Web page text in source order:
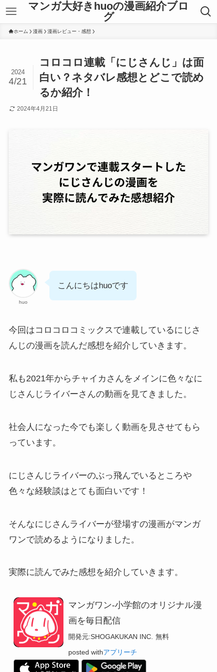
マンガ大好きhuoの漫画紹介ブロ
グ
ホーム 漫画 漫画レビュー・感想
コロコロ連載「にじさんじ」は面
白い？ネタバレ感想とどこで読め
るか紹介！
2024
4/21
2024年4月21日
huo
こんにちはhuoです
今回はコロコロコミックスで連載しているにじさ
んじの漫画を読んだ感想を紹介していきます。
私も2021年からチャイカさんをメインに色々なに
じさんじライバーさんの動画を見てきました。
社会人になった今でも楽しく動画を見させてもら
っています。
にじさんじライバーのぶっ飛んでいるところや
色々な経験談はとても面白いです！
そんなにじさんライバーが登場すの漫画がマンガ
ワンで読めるようになりました。
実際に読んでみた感想を紹介していきます。
マンガワン-小学館のオリジナル漫
画を毎日配信
開発元:SHOGAKUKAN INC. 無料
posted withアプリーチ